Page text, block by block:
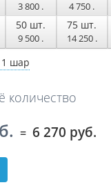
3 800 . 4 750 .
50 шт.
9 500 .
75 шт.
14 250 .
1 шар
количество
= 6 270 руб.